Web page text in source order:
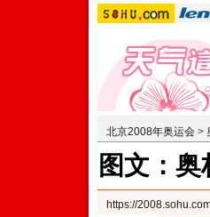
北京2008年奥运会 >
图文：
https://